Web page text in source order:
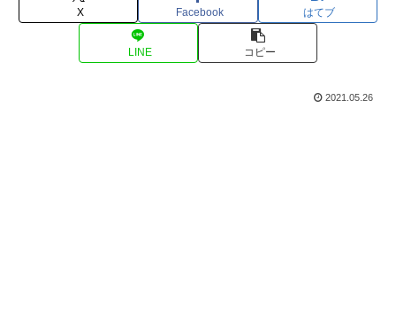
X Facebook はてブ
LINE コピー
2021.05.26